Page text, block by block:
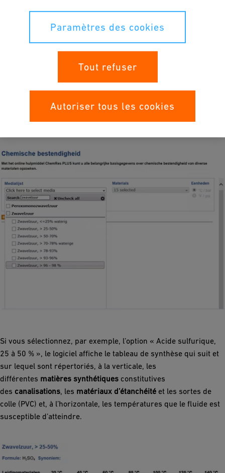
À ce stade, la Liste des fluides vous présentera
automatiquement un aperçu des concentrations les plus
sulfurique. Il apparaît immédiatement que ce liquide est
commercialisé en de multiples concentrations.
Si vous sélectionnez, par exemple, l’option « Acide sulfurique,
25 à 50 % », le logiciel affiche le tableau de synthèse qui suit et
sur lequel sont répertoriés, à la verticale, les
différentes matières synthétiques constitutives
des canalisations, les matériaux d’étanchéité et les sortes de
colle (PVC) et, à l’horizontale, les températures que le fluide est
susceptible d’atteindre.
Paramètres des cookies
Tout refuser
Autoriser tous les cookies